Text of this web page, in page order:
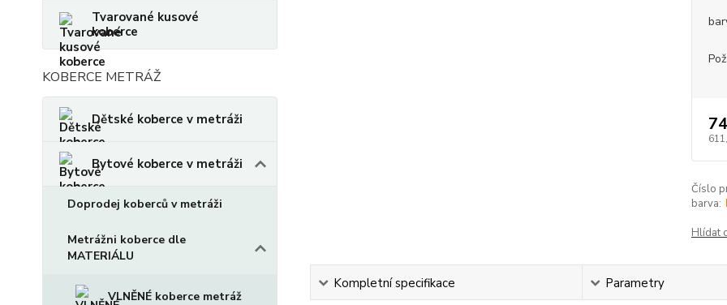
Tvarované kusové
koberce
KOBERCE METRÁŽ
Dětské koberce v metráži
Bytové koberce v metráži
Doprodej koberců v metráži
Metrážni koberce dle
MATERIÁLU
VLNĚNÉ koberce metráž
Číslo
barva:
Hlídat
Kompletní specifikace Parametry